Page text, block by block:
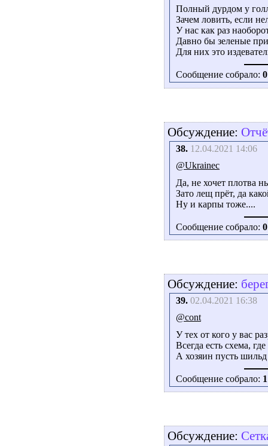
Полный дурдом у
Зачем ловить, если
У нас как раз
Давно бы зеленые
Для них это
Сообщение собрало: 0
Обсуждение:
38. 12.04.2021 14:06
@Ukrainec
Да, не хочет плотва
Зато лещ прёт, да
Ну и карпы тоже....
Сообщение собрало: 0
Обсуждение:
39. 02.04.2021 16:38
@cont
У тех от кого у вас
Всегда есть схема,
А хозяин пусть шильд
Сообщение собрало: 1
Обсуждение: